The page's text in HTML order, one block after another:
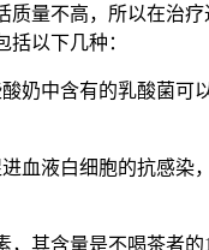
量不高，所以在治
以下几种：
中含有的乳酸菌可
液白细胞的抗感染
含量是不喝茶者的